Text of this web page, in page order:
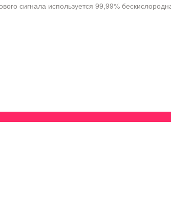
сигнала используется 99,99%